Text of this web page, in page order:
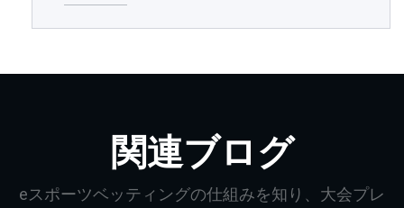
関連ブログ
eスポーツベッティングの仕組みを知り、大会プレ